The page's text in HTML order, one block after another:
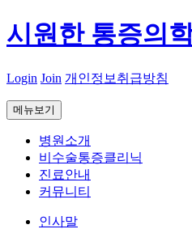
시원한 통증의
Login Join 개인정보취급방침
메뉴보기
병원소개
비수술통증클리닉
진료안내
커뮤니티
인사말